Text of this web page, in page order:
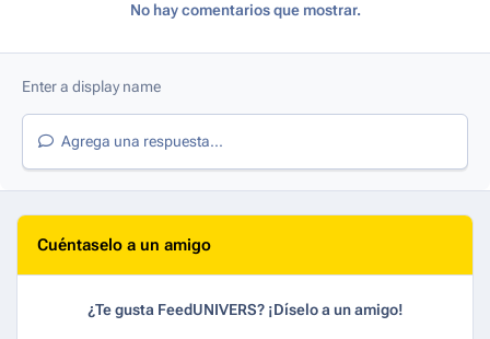
No hay comentarios que mostrar.
Agrega una respuesta...
Cuéntaselo a un amigo
¿Te gusta FeedUNIVERS? ¡Díselo a un amigo!